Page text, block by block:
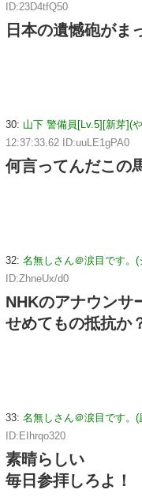
ID:23D4tfQ50
日本の遺憾砲がま
30: 山下 警備員[Lv.5][新芽](
12:37:33.62 ID:uuLE1gPA0
何言ってんだこの
32: 名無しさん＠涙目です。(
ID:ZhneUx/d0
NHKのアナウンサ
せめてもの抵抗か
33: 名無しさん＠涙目です。(
ID:EIhrqo320
素晴らしい
毎日参拝しろよ！